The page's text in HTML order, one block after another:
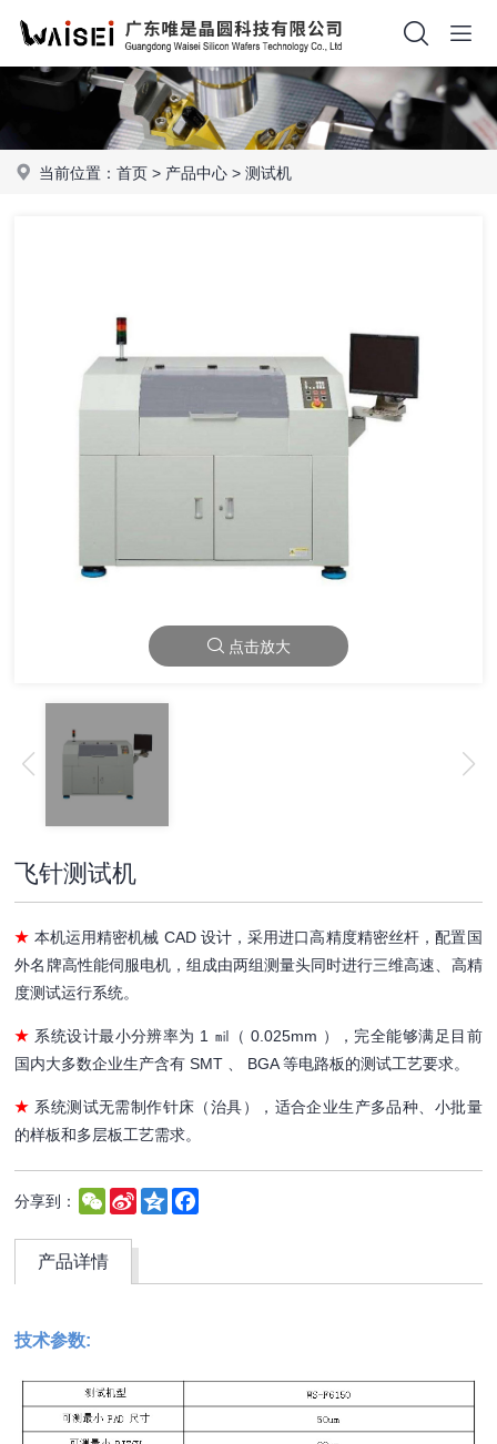
当前位置：首页 > 产品中心 >测试机
点击放大
飞针测试机
★ 本机运用精密机械 CAD 设计，采用进口高精度精密丝杆，配置国
外名牌高性能伺服电机，组成由两组测量头同时进行三维高速、高精
度测试运行系统。
★ 系统设计最小分辨率为 1 ㏕（ 0.025mm ），完全能够满足目前
国内大多数企业生产含有 SMT 、 BGA 等电路板的测试工艺要求。
★ 系统测试无需制作针床（治具），适合企业生产多品种、小批量
的样板和多层板工艺需求。
分享到： WeChat
Sina
Weibo
Qzone
产品详情
技术参数: